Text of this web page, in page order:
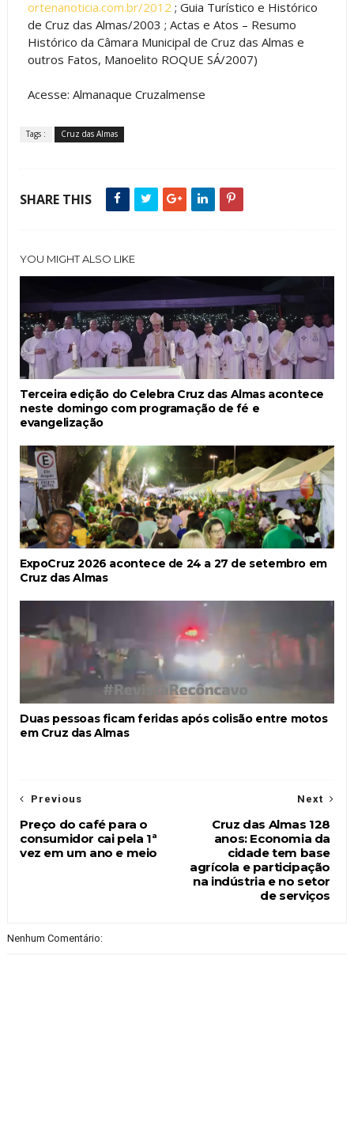
ortenanoticia.com.br/2012 ; Guia Turístico e Histórico
de Cruz das Almas/2003 ; Actas e Atos – Resumo
Histórico da Câmara Municipal de Cruz das Almas e
outros Fatos, Manoelito ROQUE SÁ/2007)
Acesse: Almanaque Cruzalmense
Tags : Cruz das Almas
SHARE THIS
YOU MIGHT ALSO LIKE
Terceira edição do Celebra Cruz das Almas acontece
neste domingo com programação de fé e
evangelização
ExpoCruz 2026 acontece de 24 a 27 de setembro em
Cruz das Almas
Duas pessoas ficam feridas após colisão entre motos
em Cruz das Almas
Next
Cruz das Almas 128
anos: Economia da
cidade tem base
agrícola e participação
na indústria e no setor
de serviços
Previous
Preço do café para o
consumidor cai pela 1ª
vez em um ano e meio
Nenhum Comentário: